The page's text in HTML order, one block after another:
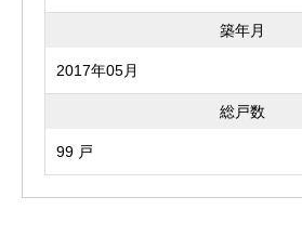
築年月
2017年05月
総戸数
99 戸